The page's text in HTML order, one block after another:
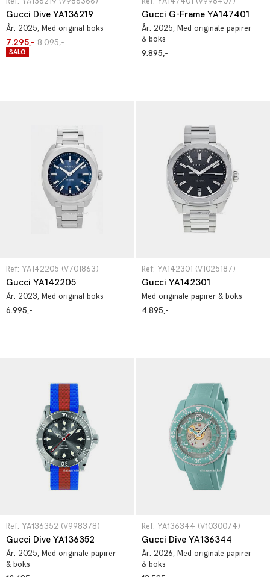
Gucci Dive YA136219
År: 2025, Med original boks
7.295,- 8.095,-
SALG
Gucci G-Frame YA147401
År: 2025, Med originale papirer
& boks
9.895,-
Ref: YA142205 (V701863)
Gucci YA142205
År: 2023, Med original boks
6.995,-
Ref: YA142301 (V1025187)
Gucci YA142301
Med originale papirer & boks
4.895,-
Ref: YA136352 (V998378)
Gucci Dive YA136352
År: 2025, Med originale papirer
& boks
Ref: YA136344 (V1030074)
Gucci Dive YA136344
År: 2026, Med originale papirer
& boks